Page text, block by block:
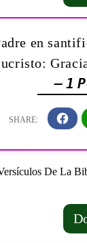
en
— 1